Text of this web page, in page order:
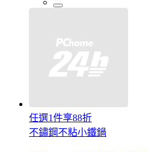
任選1件享88折
不鏽鋼不粘小鐵鍋